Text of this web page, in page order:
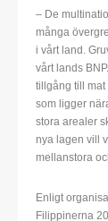
– De
många
i vårt land.
vårt lands
tillgång till mat
som ligger
stora arealer
nya lagen vill
mellanstora
Enligt
Filippinerna